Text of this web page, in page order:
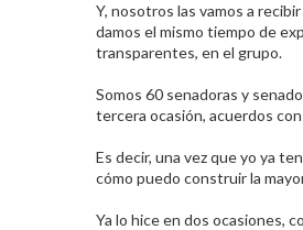
Y, nosotros las vamos a
damos el mismo tiempo de
transparentes, en el grupo.​
Somos 60 senadoras y
tercera ocasión, acuerdos
Es decir, una vez que yo ya
cómo puedo construir la
Ya lo hice en dos ocasiones,